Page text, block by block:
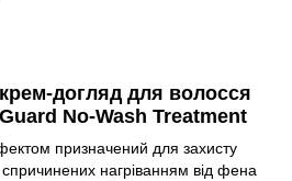
догляд для волосся
No-Wash Treatment
призначений для захисту
нагріванням від фена